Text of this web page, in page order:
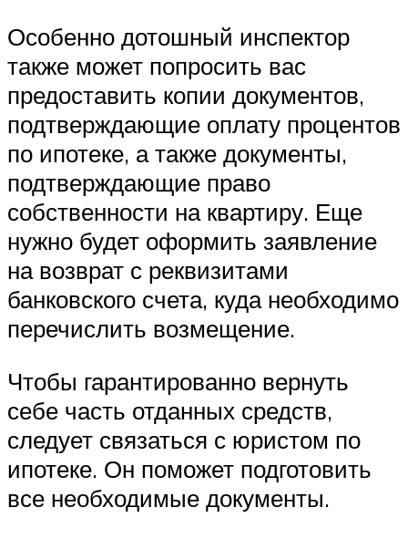
Особенно дотошный инспектор
также может попросить вас
предоставить копии документов,
подтверждающие оплату процентов
по ипотеке, а также документы,
подтверждающие право
собственности на квартиру. Еще
нужно будет оформить заявление
на возврат с реквизитами
банковского счета, куда необходимо
перечислить возмещение.
Чтобы гарантированно вернуть
себе часть отданных средств,
следует связаться с юристом по
ипотеке. Он поможет подготовить
все необходимые документы.